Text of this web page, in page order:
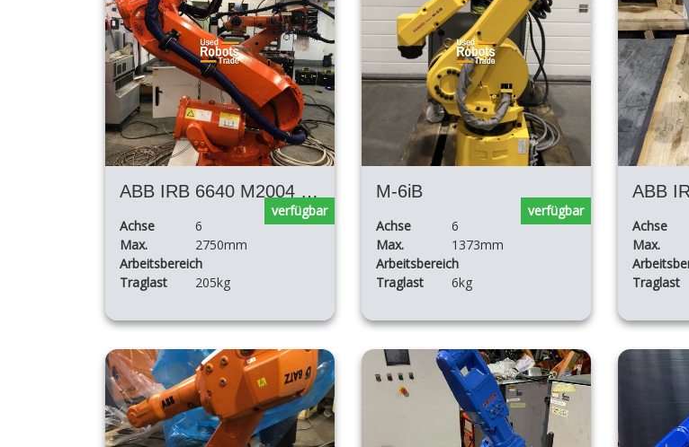
ABB IRB 6640 M2004 HA-205 / 2,75
Achse
6
Max.
Arbeitsbereich
2750mm
Traglast 205kg
verfügbar
M-6iB
Achse
6
Max.
Arbeitsbereich
1373mm
Traglast 6kg
verfügbar
Achse
Max.
Traglast